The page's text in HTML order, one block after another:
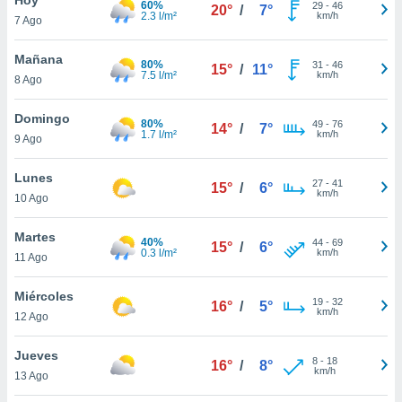
en
más
nuestra
de
cookies
aceptar
7 Ago
60%
2.3 l/m²
20° / 7° 29- 46
km/h
Mañana
8 Ago
80%
7.5 l/m²
15° / 11° 31 - 46
km/h
Domingo
9 Ago
80%
1.7 l/m²
14° / 7° 49- 76
km/h
Lunes
10 Ago
15° / 6° 27- 41
km/h
Martes
11 Ago
40%
0.3 l/m²
15° / 6° 44- 69
km/h
Miércoles
12 Ago
16° / 5° 19- 32
km/h
Jueves
13 Ago
16° / 8° 8- 18
km/h